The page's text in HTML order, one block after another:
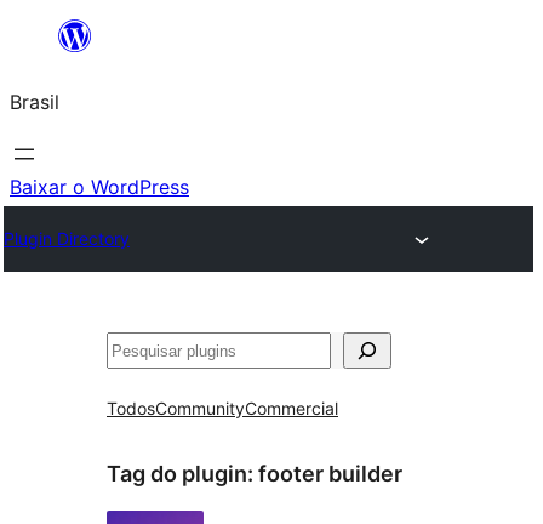
o
conteúdo
Brasil
Baixar o WordPress
Plugin Directory
Pesquisar
TodosCommunityCommercial
Tag do plugin: footer builder